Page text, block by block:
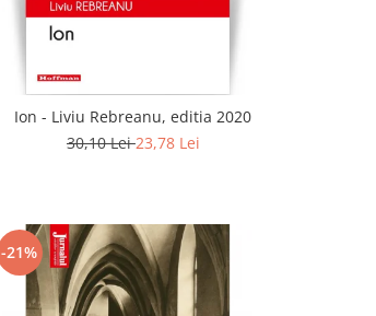
Ion - Liviu Rebreanu, editia 2020
30,10 Lei23,78 Lei
-21%